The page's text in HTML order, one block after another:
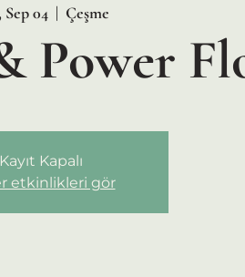
Sep 04
  |
Çeşme
Power
Kayıt Kapalı
etkinlikleri gör